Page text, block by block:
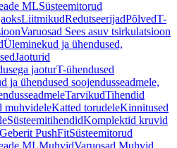
MLSüsteemitorud
LiitmikudRedutseerijadPõlvedT-
Varuosad Sees asuv tsirkulatsioon
Üleminekud ja ühendused,
Jaoturid
jaoturT-ühendused
ja ühendused soojendusseadmele,
TarvikudTihendid
muhvideleKatted torudeleKinnitused
SüsteemitihendidKomplektid kruvid
Geberit PushFitSüsteemitorud
MLMuhvidVaruosad Muhvid